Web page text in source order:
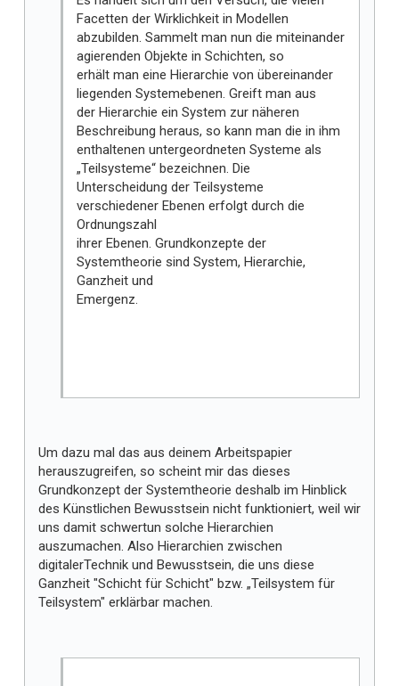
Facetten der Wirklichkeit in Modellen
abzubilden. Sammelt man nun die miteinander
agierenden Objekte in Schichten, so
erhält man eine Hierarchie von übereinander
liegenden Systemebenen. Greift man aus
der Hierarchie ein System zur näheren
Beschreibung heraus, so kann man die in ihm
enthaltenen untergeordneten Systeme als
„Teilsysteme“ bezeichnen. Die
Unterscheidung der Teilsysteme
verschiedener Ebenen erfolgt durch die
Ordnungszahl
ihrer Ebenen. Grundkonzepte der
Systemtheorie sind System, Hierarchie,
Ganzheit und
Emergenz.
Um dazu mal das aus deinem Arbeitspapier
herauszugreifen, so scheint mir das dieses
Grundkonzept der Systemtheorie deshalb im Hinblick
des Künstlichen Bewusstsein nicht funktioniert, weil wir
uns damit schwertun solche Hierarchien
auszumachen. Also Hierarchien zwischen
digitalerTechnik und Bewusstsein, die uns diese
Ganzheit "Schicht für Schicht" bzw. „Teilsystem für
Teilsystem" erklärbar machen.